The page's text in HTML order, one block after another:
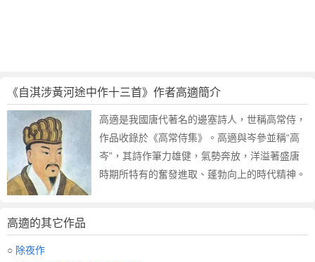
《自淇涉黃河途中作十三首》作者高適簡介
高適是我國唐代著名的邊塞詩人，世稱高常侍，
作品收錄於《高常侍集》。高適與岑參並稱“高
岑”，其詩作筆力雄健，氣勢奔放，洋溢著盛唐
時期所特有的奮發進取、蓬勃向上的時代精神。
高適的其它作品
○ 除夜作